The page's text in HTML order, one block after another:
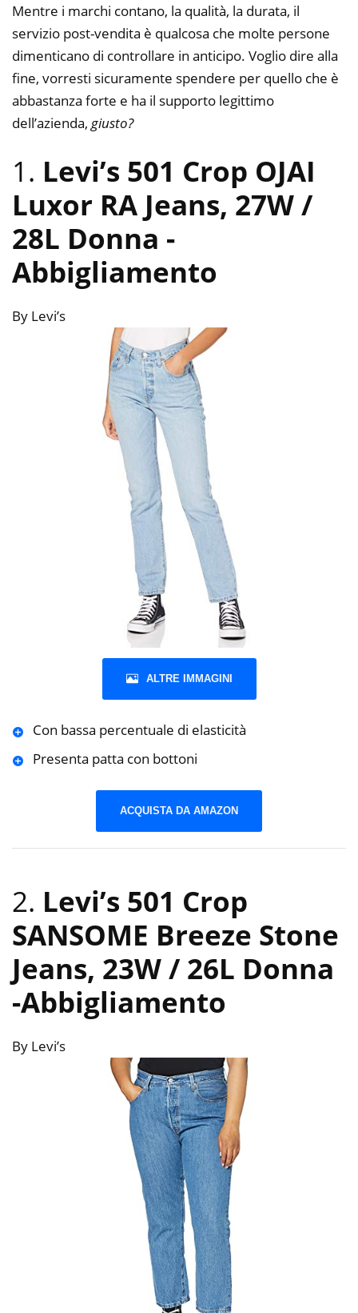
Mentre i marchi contano, la qualità, la durata, il
servizio post-vendita è qualcosa che molte persone
dimenticano di controllare in anticipo. Voglio dire alla
fine, vorresti sicuramente spendere per quello che è
abbastanza forte e ha il supporto legittimo
dell’azienda, giusto?
1. Levi’s 501 Crop OJAI
Luxor RA Jeans, 27W /
28L Donna -
Abbigliamento
By Levi’s
ALTRE IMMAGINI
Con bassa percentuale di elasticità
Presenta patta con bottoni
ACQUISTA DA AMAZON
2. Levi’s 501 Crop
SANSOME Breeze Stone
Jeans, 23W / 26L Donna
-Abbigliamento
By Levi’s